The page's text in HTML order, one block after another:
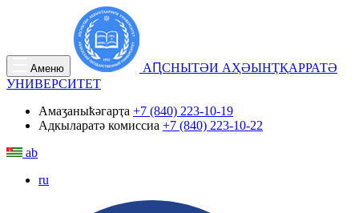
Аменю
АԤСНЫТӘИ АҲӘЫНҬҚАРРАТӘ
УНИВЕРСИТЕТ
Амаӡаныҟәгарҭа +7 (840) 223-10-19
Адкыларатә комиссиа +7 (840) 223-10-22
ab
ru